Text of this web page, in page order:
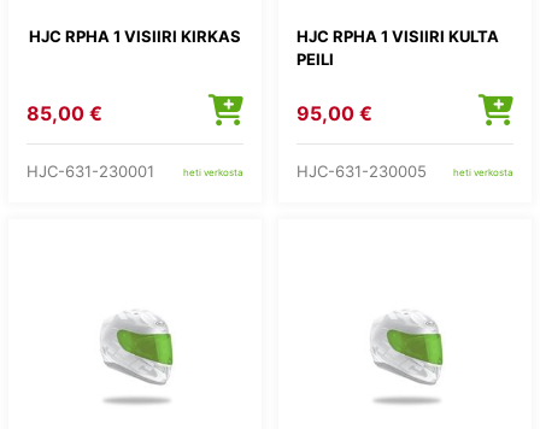
HJC RPHA 1 VISIIRI KIRKAS
85,00 €
HJC-631-230001 heti verkosta
HJC RPHA 1 VISIIRI KULTA
PEILI
95,00 €
HJC-631-230005 heti verkosta